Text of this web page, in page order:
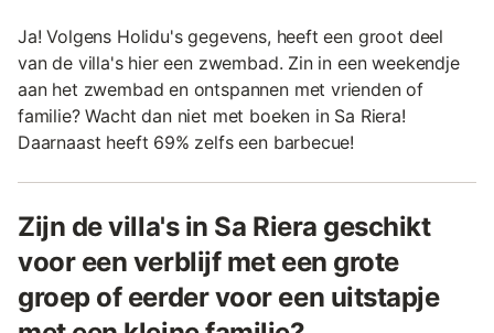
Ja! Volgens Holidu's gegevens, heeft een groot deel
van de villa's hier een zwembad. Zin in een weekendje
aan het zwembad en ontspannen met vrienden of
familie? Wacht dan niet met boeken in Sa Riera!
Daarnaast heeft 69% zelfs een barbecue!
Zijn de villa's in Sa Riera geschikt
voor een verblijf met een grote
groep of eerder voor een uitstapje